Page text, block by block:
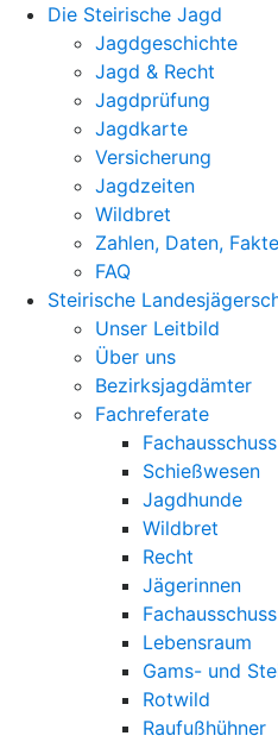
Die Steirische Jagd
Jagdgeschichte
Jagd & Recht
Jagdprüfung
Jagdkarte
Versicherung
Jagdzeiten
Wildbret
Zahlen, Daten,
FAQ
Steirische
Unser Leitbild
Über uns
Bezirksjagdämter
Fachreferate
Schießwesen
Jagdhunde
Wildbret
Recht
Jägerinnen
Lebensraum
Gams- und
Rotwild
Raufußhühner